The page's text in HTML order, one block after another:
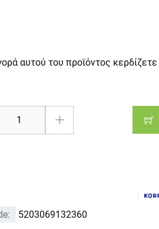
αυτού του προϊόντος κερδίζετε
5203069132360